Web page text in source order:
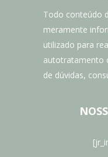
Todo conteúdo
meramente
utilizado para
autotratamento
de dúvidas,